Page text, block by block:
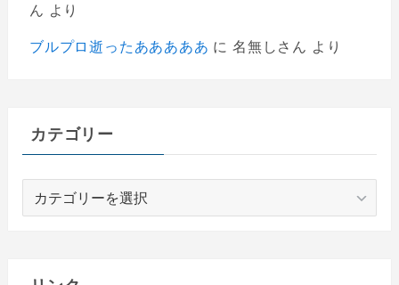
ん より
ブルプロ逝ったあああああ に 名無しさん より
カテゴリー
ー